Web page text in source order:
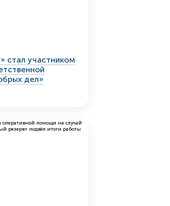
стал участником
дел»